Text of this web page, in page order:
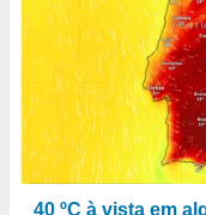
40 ºC à vista em